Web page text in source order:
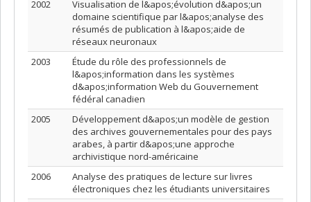
2002
Visualisation de l&apos;évolution d&apos;un
domaine scientifique par l&apos;analyse des
résumés de publication à l&apos;aide de
réseaux neuronaux
2003
Étude du rôle des professionnels de
l&apos;information dans les systèmes
d&apos;information Web du Gouvernement
fédéral canadien
2005
Développement d&apos;un modèle de gestion
des archives gouvernementales pour des pays
arabes, à partir d&apos;une approche
archivistique nord-américaine
2006
Analyse des pratiques de lecture sur livres
électroniques chez les étudiants universitaires